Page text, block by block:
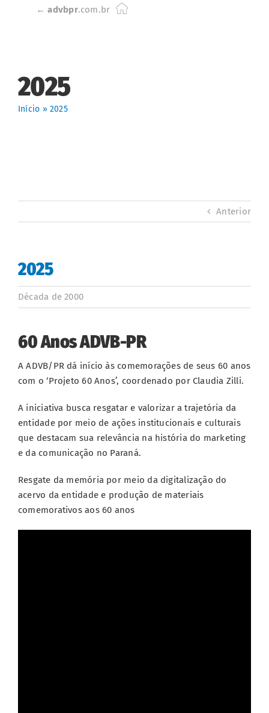
←advbpr.com.br
2025
Início »2025
Anterior
2025
Década de 2000
60 Anos ADVB-PR
A ADVB/PR dá início às comemorações de seus 60 anos
com o ‘Projeto 60 Anos’, coordenado por Claudia Zilli.
A iniciativa busca resgatar e valorizar a trajetória da
entidade por meio de ações institucionais e culturais
que destacam sua relevância na história do marketing
e da comunicação no Paraná.
Resgate da memória por meio da digitalização do
acervo da entidade e produção de materiais
comemorativos aos 60 anos